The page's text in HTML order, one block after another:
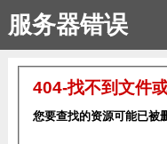
服务器错误
404-找不到文件或
您要查找的资源可能已被